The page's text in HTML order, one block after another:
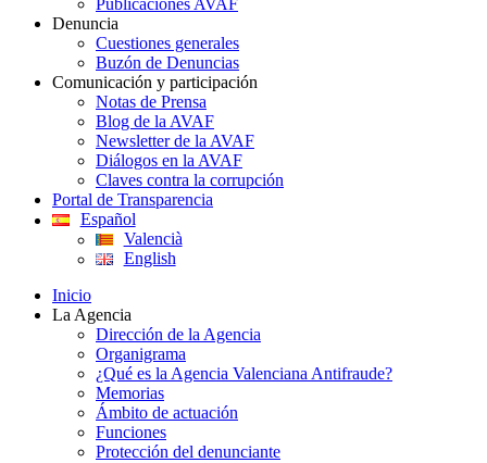
Publicaciones AVAF
Denuncia
Cuestiones generales
Buzón de Denuncias
Comunicación y participación
Notas de Prensa
Blog de la AVAF
Newsletter de la AVAF
Diálogos en la AVAF
Claves contra la corrupción
Portal de Transparencia
Español
Valencià
English
Inicio
La Agencia
Dirección de la Agencia
Organigrama
¿Qué es la Agencia Valenciana Antifraude?
Memorias
Ámbito de actuación
Funciones
Protección del denunciante